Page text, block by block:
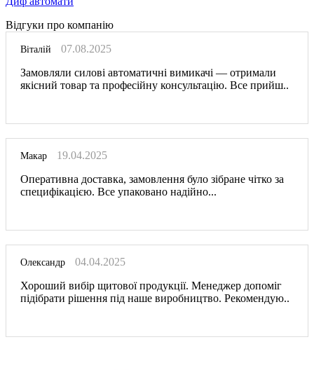
Відгуки про компанію
Віталій
07.08.2025
Замовляли силові автоматичні вимикачі — отримали
якісний товар та професійну консультацію. Все прийш..
Макар
19.04.2025
Оперативна доставка, замовлення було зібране чітко за
специфікацією. Все упаковано надійно...
Олександр
04.04.2025
Хороший вибір щитової продукції. Менеджер допоміг
підібрати рішення під наше виробництво. Рекомендую..